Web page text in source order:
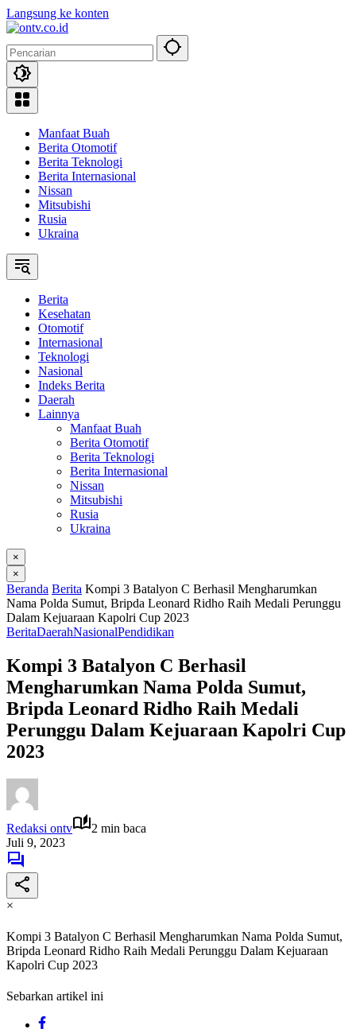
Langsung ke konten
Manfaat Buah
Berita Otomotif
Berita Teknologi
Berita Internasional
Nissan
Mitsubishi
Rusia
Ukraina
Berita
Kesehatan
Otomotif
Internasional
Teknologi
Nasional
Indeks Berita
Daerah
Lainnya
Manfaat Buah
Berita Otomotif
Berita Teknologi
Berita Internasional
Nissan
Mitsubishi
Rusia
Ukraina
×
×
Beranda Berita Kompi 3 Batalyon C Berhasil Mengharumkan
Nama Polda Sumut, Bripda Leonard Ridho Raih Medali Perunggu
Dalam Kejuaraan Kapolri Cup 2023
BeritaDaerahNasionalPendidikan
Kompi 3 Batalyon C Berhasil
Mengharumkan Nama Polda Sumut,
Bripda Leonard Ridho Raih Medali
Perunggu Dalam Kejuaraan Kapolri Cup
2023
Redaksi ontv
2 min baca
Juli 9, 2023
×
Kompi 3 Batalyon C Berhasil Mengharumkan Nama Polda Sumut,
Bripda Leonard Ridho Raih Medali Perunggu Dalam Kejuaraan
Kapolri Cup 2023
Sebarkan artikel ini